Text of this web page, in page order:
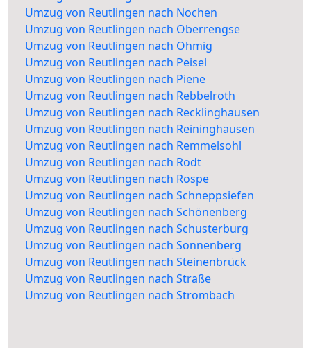
Umzug von Reutlingen nach Nochen
Umzug von Reutlingen nach Oberrengse
Umzug von Reutlingen nach Ohmig
Umzug von Reutlingen nach Peisel
Umzug von Reutlingen nach Piene
Umzug von Reutlingen nach Rebbelroth
Umzug von Reutlingen nach Recklinghausen
Umzug von Reutlingen nach Reininghausen
Umzug von Reutlingen nach Remmelsohl
Umzug von Reutlingen nach Rodt
Umzug von Reutlingen nach Rospe
Umzug von Reutlingen nach Schneppsiefen
Umzug von Reutlingen nach Schönenberg
Umzug von Reutlingen nach Schusterburg
Umzug von Reutlingen nach Sonnenberg
Umzug von Reutlingen nach Steinenbrück
Umzug von Reutlingen nach Straße
Umzug von Reutlingen nach Strombach